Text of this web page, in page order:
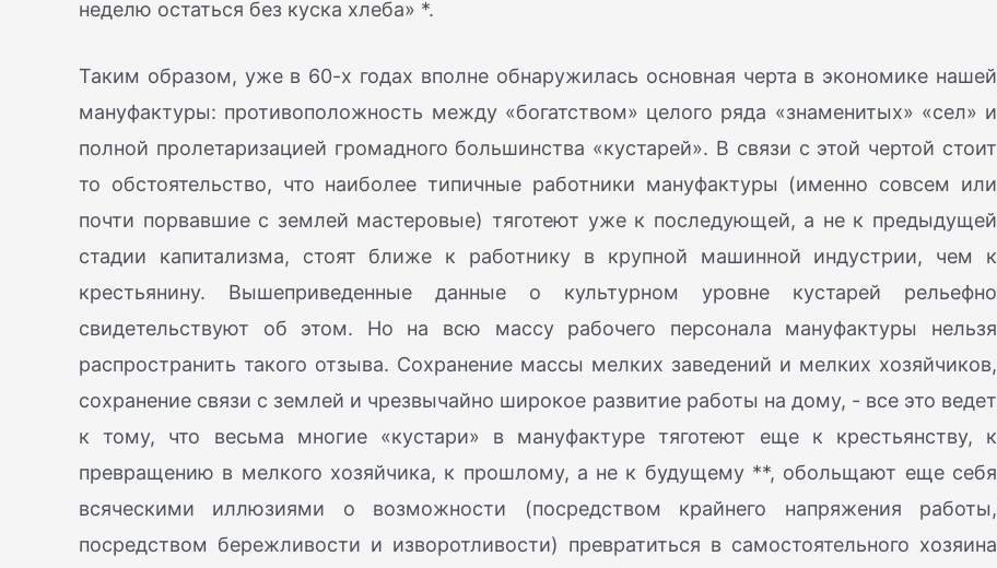
неделю остаться без куска хлеба» *.
Таким образом, уже в 60-х годах вполне обнаружилась основная черта в экономике нашей
мануфактуры: противоположность между «богатством» целого ряда «знаменитых» «сел» и
полной пролетаризацией громадного большинства «кустарей». В связи с этой чертой стоит
то обстоятельство, что наиболее типичные работники мануфактуры (именно совсем или
почти порвавшие с землей мастеровые) тяготеют уже к последующей, а не к предыдущей
стадии капитализма, стоят ближе к работнику в крупной машинной индустрии, чем к
крестьянину. Вышеприведенные данные о культурном уровне кустарей рельефно
свидетельствуют об этом. Но на всю массу рабочего персонала мануфактуры нельзя
распространить такого отзыва. Сохранение массы мелких заведений и мелких хозяйчиков,
сохранение связи с землей и чрезвычайно широкое развитие работы на дому, - все это ведет
к тому, что весьма многие «кустари» в мануфактуре тяготеют еще к крестьянству, к
превращению в мелкого хозяйчика, к прошлому, а не к будущему **, обольщают еще себя
всяческими иллюзиями о возможности (посредством крайнего напряжения работы,
посредством бережливости и изворотливости) превратиться в самостоятельного хозяина